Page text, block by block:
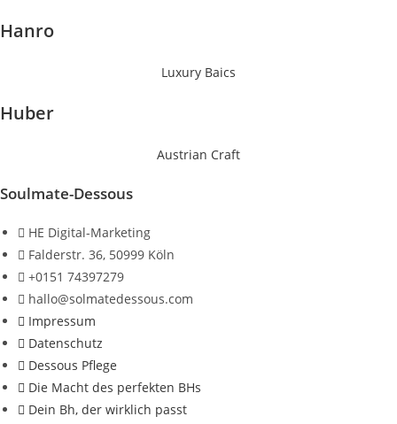
Hanro
Luxury Baics
Huber
Austrian Craft
Soulmate-Dessous
HE Digital-Marketing
Falderstr. 36, 50999 Köln
+0151 74397279
hallo@solmatedessous.com
Impressum
Datenschutz
Dessous Pflege
Die Macht des perfekten BHs
Dein Bh, der wirklich passt